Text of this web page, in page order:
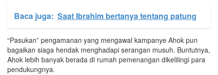
Baca juga: Saat Ibrahim bertanya tentang patung
“Pasukan” pengamanan yang mengawal kampanye Ahok pun
bagaikan siaga hendak menghadapi serangan musuh. Buntutnya,
Ahok lebih banyak berada di rumah pemenangan dikelilingi para
pendukungnya.